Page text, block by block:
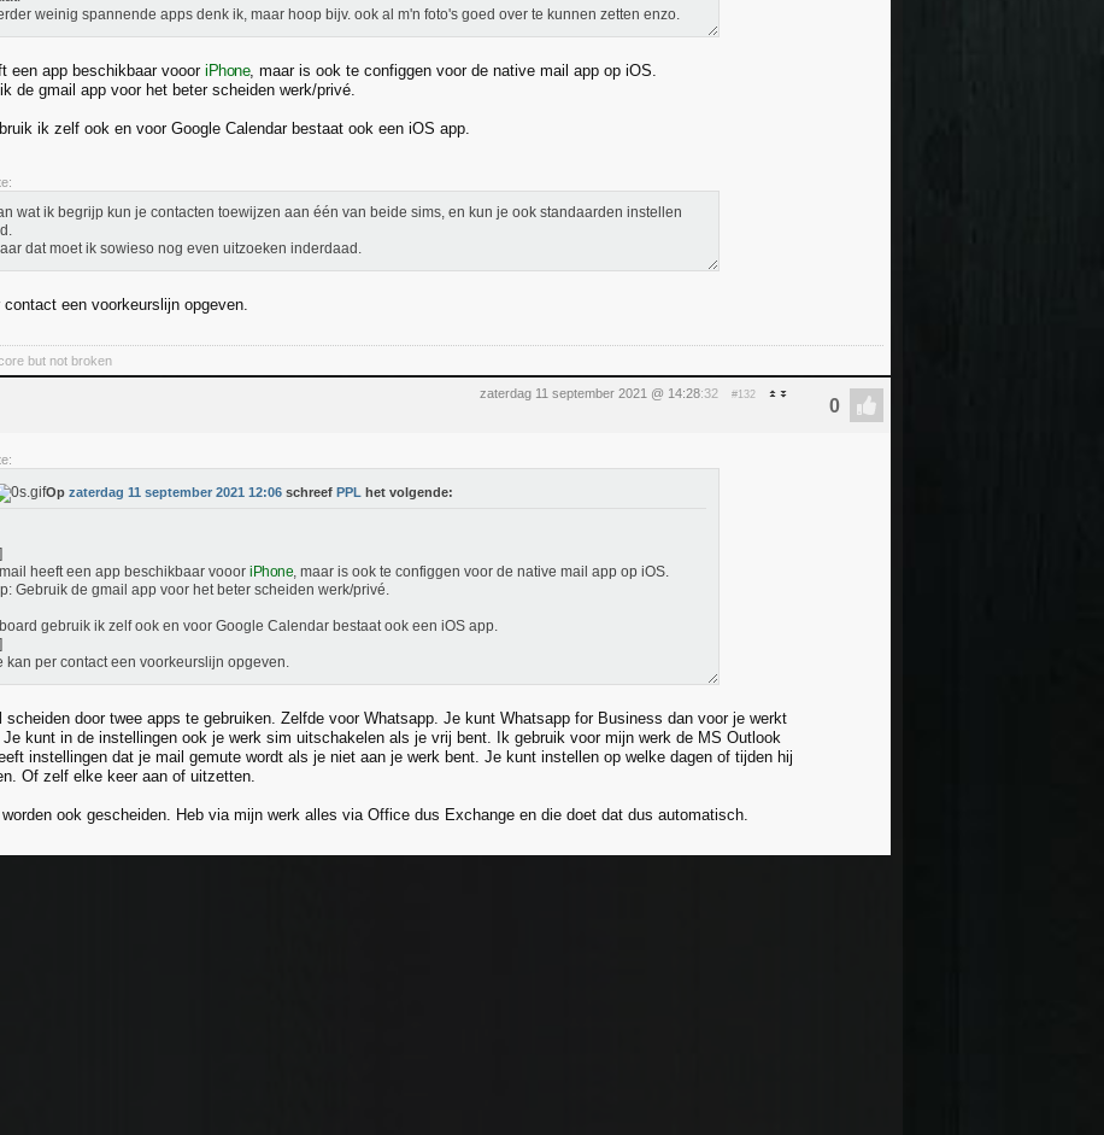
weinig spannende apps denk ik, maar hoop bijv. ook al m'n foto's goed over te kunnen zetten enzo.
een app beschikbaar vooor iPhone, maar is ook te configgen voor de native mail app op iOS.
de gmail app voor het beter scheiden werk/privé.
ik zelf ook en voor Google Calendar bestaat ook een iOS app.
wat ik begrijp kun je contacten toewijzen aan één van beide sims, en kun je ook standaarden instellen
dat moet ik sowieso nog even uitzoeken inderdaad.
een voorkeurslijn opgeven.
but not broken
zaterdag 11 september 2021 @ 14:28:32 #132
Op zaterdag 11 september 2021 12:06 schreef PPL het volgende:
heeft een app beschikbaar vooor iPhone, maar is ook te configgen voor de native mail app op iOS.
Gebruik de gmail app voor het beter scheiden werk/privé.
gebruik ik zelf ook en voor Google Calendar bestaat ook een iOS app.
kan per contact een voorkeurslijn opgeven.
scheiden door twee apps te gebruiken. Zelfde voor Whatsapp. Je kunt Whatsapp for Business dan voor je werkt
Je kunt in de instellingen ook je werk sim uitschakelen als je vrij bent. Ik gebruik voor mijn werk de MS Outlook
instellingen dat je mail gemute wordt als je niet aan je werk bent. Je kunt instellen op welke dagen of tijden hij
Of zelf elke keer aan of uitzetten.
ook gescheiden. Heb via mijn werk alles via Office dus Exchange en die doet dat dus automatisch.